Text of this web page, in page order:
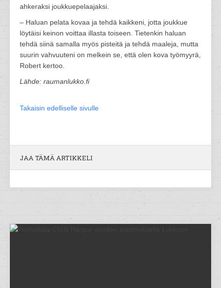
ahkeraksi joukkuepelaajaksi.
– Haluan pelata kovaa ja tehdä kaikkeni, jotta joukkue
löytäisi keinon voittaa illasta toiseen. Tietenkin haluan
tehdä siinä samalla myös pisteitä ja tehdä maaleja, mutta
suurin vahvuuteni on melkein se, että olen kova työmyyrä,
Robert kertoo.
Lähde: raumanlukko.fi
Takaisin edelliselle sivulle
JAA TÄMÄ ARTIKKELI